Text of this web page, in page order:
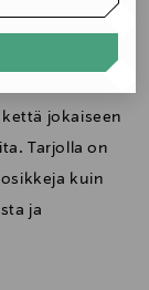
jokaiseen
Tarjolla on
kuin
ja